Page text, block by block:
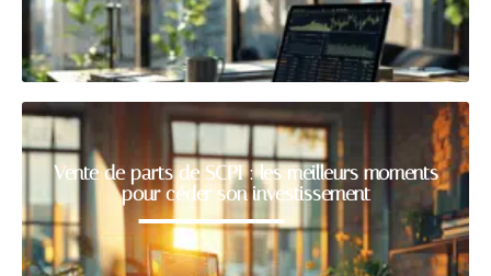
Vente de parts de SCPI : les meilleurs moments
pour céder son investissement